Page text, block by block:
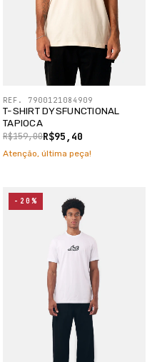
T-SHIRT DYSFUNCTIONAL
TAPIOCA
R$95,40
R$159,00
REF. 7900121084909
Atenção, última peça!
-20%